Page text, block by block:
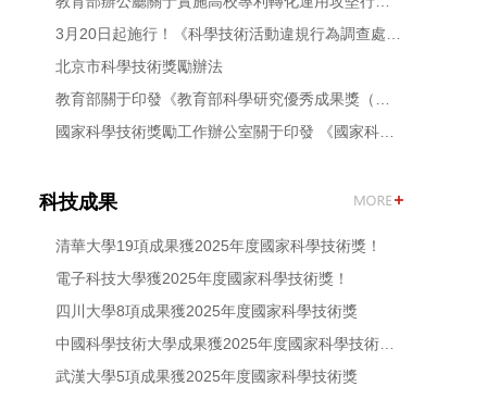
北京市科學技術獎勵辦法
科技成果
清華大學19項成果獲2025年度國家科學技術獎！
電子科技大學獲2025年度國家科學技術獎！
四川大學8項成果獲2025年度國家科學技術獎
武漢大學5項成果獲2025年度國家科學技術獎